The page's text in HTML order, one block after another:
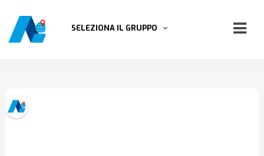
SELEZIONA IL GRUPPO